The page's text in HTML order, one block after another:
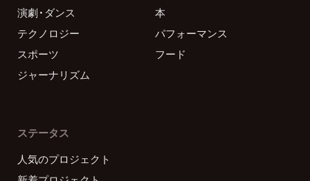
演劇・ダンス
本
テクノロジー
パフォーマンス
スポーツ
フード
ジャーナリズム
ステータス
人気のプロジェクト